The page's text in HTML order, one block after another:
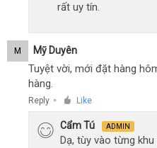
rất uy tín.
M Mỹ Duyên
Tuyệt vời, mới đặt hàng
hàng.
Reply ● Like
Cẩm Tú ADMIN
Dạ, tùy vào từng